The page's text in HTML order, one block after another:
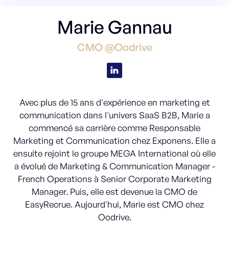
Marie Gannau
CMO @Oodrive
Avec plus de 15 ans d'expérience en marketing et
communication dans l'univers SaaS B2B, Marie a
commencé sa carrière comme Responsable
Marketing et Communication chez Exponens. Elle a
ensuite rejoint le groupe MEGA International où elle
a évolué de Marketing & Communication Manager -
French Operations à Senior Corporate Marketing
Manager. Puis, elle est devenue la CMO de
EasyRecrue. Aujourd'hui, Marie est CMO chez
Oodrive.